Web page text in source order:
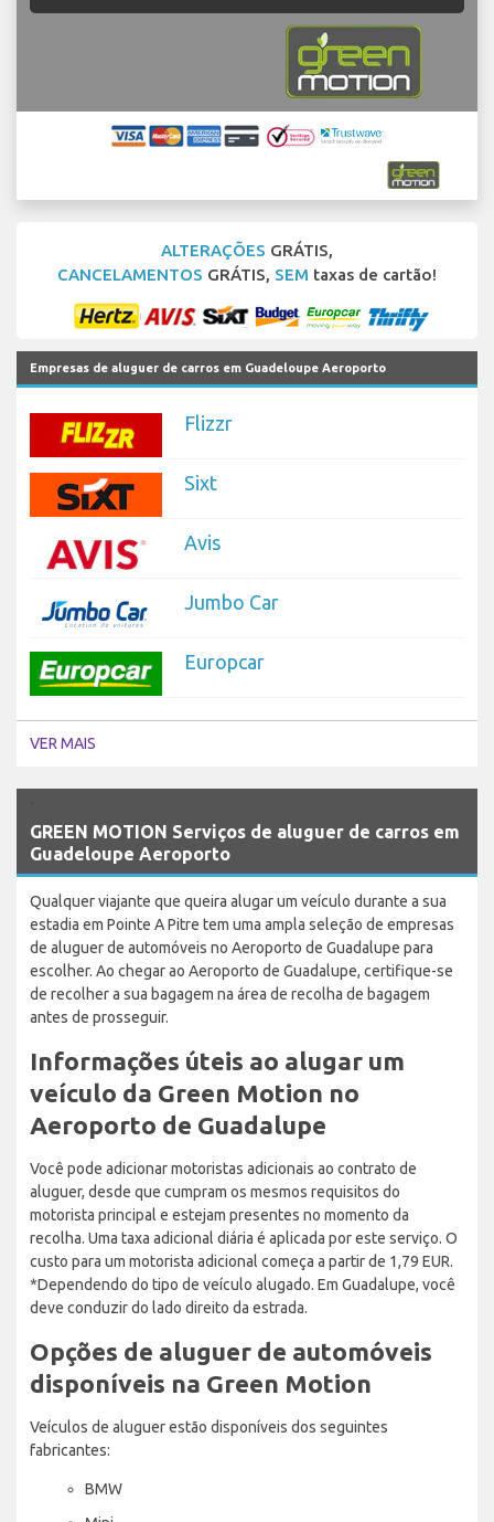
ALTERAÇÕES GRÁTIS,
CANCELAMENTOS GRÁTIS, SEM taxas de cartão!
Empresas de aluguer de carros em Guadeloupe Aeroporto
Flizzr
Sixt
Avis
Jumbo Car
Europcar
VER MAIS
GREEN MOTION Serviços de aluguer de carros em
Guadeloupe Aeroporto
Qualquer viajante que queira alugar um veículo durante a sua
estadia em Pointe A Pitre tem uma ampla seleção de empresas
de aluguer de automóveis no Aeroporto de Guadalupe para
escolher. Ao chegar ao Aeroporto de Guadalupe, certifique-se
de recolher a sua bagagem na área de recolha de bagagem
antes de prosseguir.
Informações úteis ao alugar um
veículo da Green Motion no
Aeroporto de Guadalupe
Você pode adicionar motoristas adicionais ao contrato de
aluguer, desde que cumpram os mesmos requisitos do
motorista principal e estejam presentes no momento da
recolha. Uma taxa adicional diária é aplicada por este serviço. O
custo para um motorista adicional começa a partir de 1,79 EUR.
*Dependendo do tipo de veículo alugado. Em Guadalupe, você
deve conduzir do lado direito da estrada.
Opções de aluguer de automóveis
disponíveis na Green Motion
Veículos de aluguer estão disponíveis dos seguintes
fabricantes:
BMW